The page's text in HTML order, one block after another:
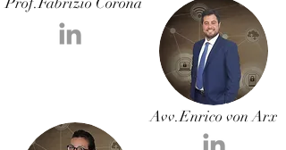
Avv.Enrico von Arx